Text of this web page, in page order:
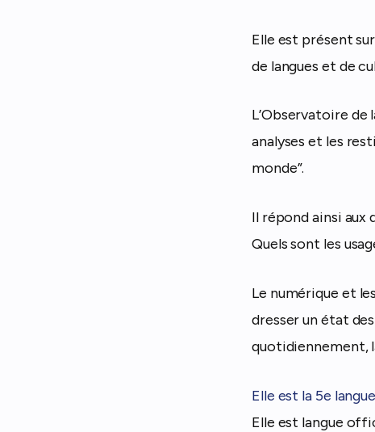
Elle est présent
de langues et de
L’Observatoire de
analyses et les
monde”.
Il répond ainsi aux
Quels sont les
Le numérique et
dresser un état
quotidiennement,
Elle est la 5e
Elle est langue